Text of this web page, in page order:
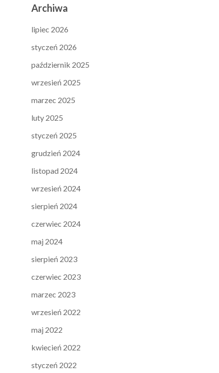
Archiwa
lipiec 2026
styczeń 2026
październik 2025
wrzesień 2025
marzec 2025
luty 2025
styczeń 2025
grudzień 2024
listopad 2024
wrzesień 2024
sierpień 2024
czerwiec 2024
maj 2024
sierpień 2023
czerwiec 2023
marzec 2023
wrzesień 2022
maj 2022
kwiecień 2022
styczeń 2022